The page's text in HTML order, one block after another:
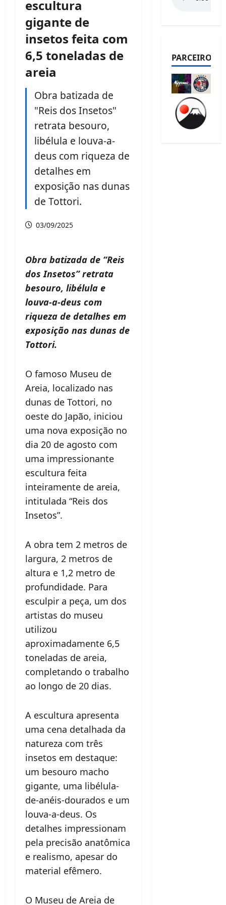
escultura
gigante de
insetos feita com
6,5 toneladas de
areia
Obra batizada de
"Reis dos Insetos"
retrata besouro,
libélula e louva-a-
deus com riqueza de
detalhes em
exposição nas dunas
de Tottori.
03/09/2025
Obra batizada de “Reis
dos Insetos” retrata
besouro, libélula e
louva-a-deus com
riqueza de detalhes em
exposição nas dunas de
Tottori.
O famoso Museu de
Areia, localizado nas
dunas de Tottori, no
oeste do Japão, iniciou
uma nova exposição no
dia 20 de agosto com
uma impressionante
escultura feita
inteiramente de areia,
intitulada “Reis dos
Insetos”.
A obra tem 2 metros de
largura, 2 metros de
altura e 1,2 metro de
profundidade. Para
esculpir a peça, um dos
artistas do museu
utilizou
aproximadamente 6,5
toneladas de areia,
completando o trabalho
ao longo de 20 dias.
A escultura apresenta
uma cena detalhada da
natureza com três
insetos em destaque:
um besouro macho
gigante, uma libélula-
de-anéis-dourados e um
louva-a-deus. Os
detalhes impressionam
pela precisão anatômica
e realismo, apesar do
material efêmero.
O Museu de Areia de
PARCEIROS